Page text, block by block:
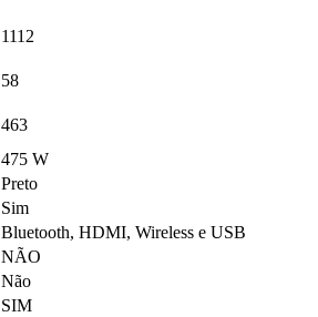
1112
58
463
475 W
Preto
Sim
Bluetooth, HDMI, Wireless e USB
NÃO
Não
SIM